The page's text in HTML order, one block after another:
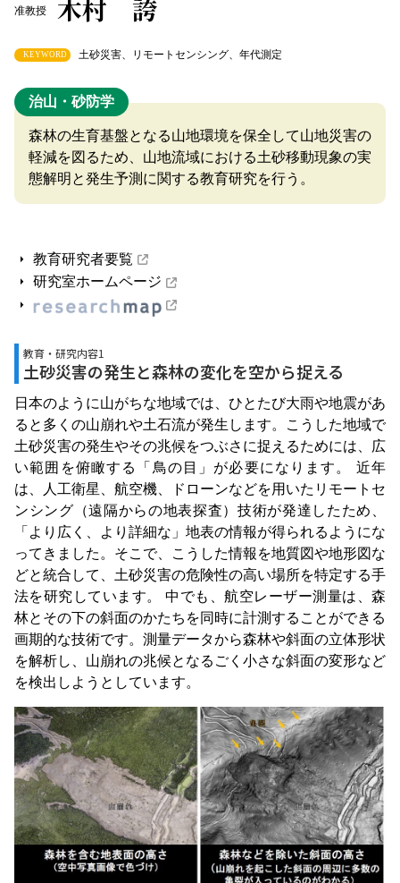
准教授 木村 誇
KEYWORD 土砂災害、リモートセンシング、年代測定
治山・砂防学
森林の生育基盤となる山地環境を保全して山地災害の
軽減を図るため、山地流域における土砂移動現象の実
態解明と発生予測に関する教育研究を行う。
教育研究者要覧
研究室ホームページ
教育・研究内容1
土砂災害の発生と森林の変化を空から捉える
日本のように山がちな地域では、ひとたび大雨や地震があ
ると多くの山崩れや土石流が発生します。こうした地域で
土砂災害の発生やその兆候をつぶさに捉えるためには、広
い範囲を俯瞰する「鳥の目」が必要になります。 近年
は、人工衛星、航空機、ドローンなどを用いたリモートセ
ンシング（遠隔からの地表探査）技術が発達したため、
「より広く、より詳細な」地表の情報が得られるようにな
ってきました。そこで、こうした情報を地質図や地形図な
どと統合して、土砂災害の危険性の高い場所を特定する手
法を研究しています。 中でも、航空レーザー測量は、森
林とその下の斜面のかたちを同時に計測することができる
画期的な技術です。測量データから森林や斜面の立体形状
を解析し、山崩れの兆候となるごく小さな斜面の変形など
を検出しようとしています。